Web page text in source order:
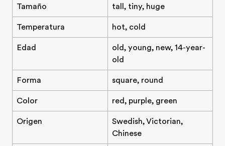
Tamaño tall, tiny, huge
Temperatura hot, cold
Edad
old, young, new, 14-year-
old
Forma square, round
Color red, purple, green
Origen
Swedish, Victorian,
Chinese